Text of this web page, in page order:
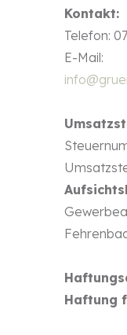
Kontakt:
Telefon:
E-Mail:
Haftung